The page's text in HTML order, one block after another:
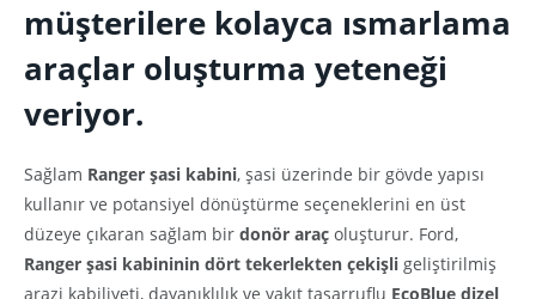
müşterilere kolayca ısmarlama
araçlar oluşturma yeteneği
veriyor.
Sağlam Ranger şasi kabini, şasi üzerinde bir gövde yapısı
kullanır ve potansiyel dönüştürme seçeneklerini en üst
düzeye çıkaran sağlam bir donör araç oluşturur. Ford,
Ranger şasi kabininin dört tekerlekten çekişli geliştirilmiş
arazi kabiliyeti, dayanıklılık ve yakıt tasarruflu EcoBlue dizel